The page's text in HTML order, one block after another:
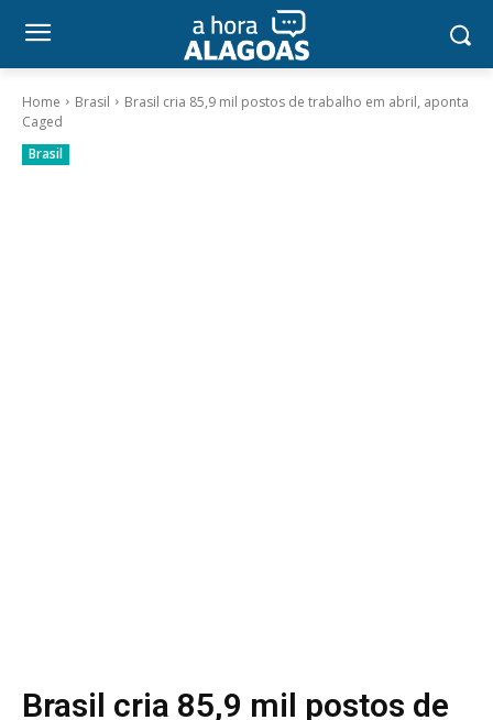
Home Brasil
Brasil cria 85,9 mil postos de trabalho em abril, aponta
Caged
Brasil
Brasil cria 85,9 mil postos de